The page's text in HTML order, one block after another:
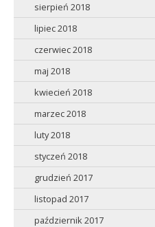
sierpień 2018
lipiec 2018
czerwiec 2018
maj 2018
kwiecień 2018
marzec 2018
luty 2018
styczeń 2018
grudzień 2017
listopad 2017
październik 2017